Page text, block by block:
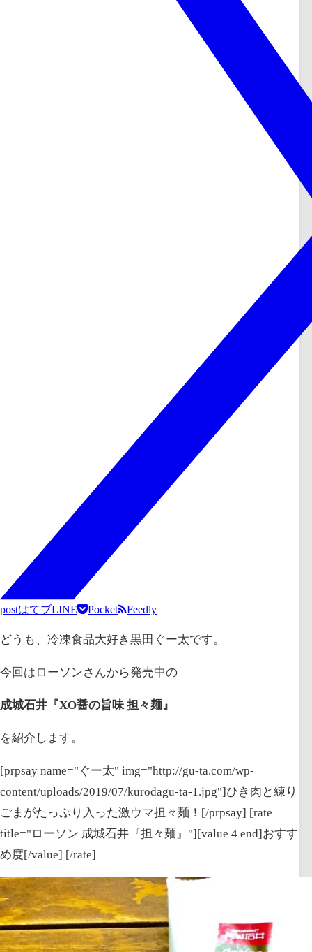
postはてブLINE Pocket Feedly
どうも、冷凍食品大好き黒田ぐー太です。
今回はローソンさんから発売中の
成城石井『XO醤の旨味 担々麺』
を紹介します。
[prpsay name="ぐー太" img="http://gu-ta.com/wp-
content/uploads/2019/07/kurodagu-ta-1.jpg"]ひき肉と練り
ごまがたっぷり入った激ウマ担々麺！[/prpsay] [rate
title="ローソン 成城石井『担々麺』"][value 4 end]おすす
め度[/value] [/rate]